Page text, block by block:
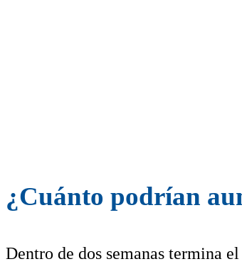
¿Cuánto podrían
Dentro de dos semanas termina